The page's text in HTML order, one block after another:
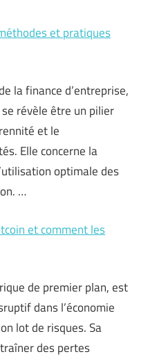
et pratiques
la finance d’entreprise,
révèle être un pilier
et le
Elle concerne la
optimale des
…
et comment les
de premier plan, est
dans l’économie
lot de risques. Sa
des pertes